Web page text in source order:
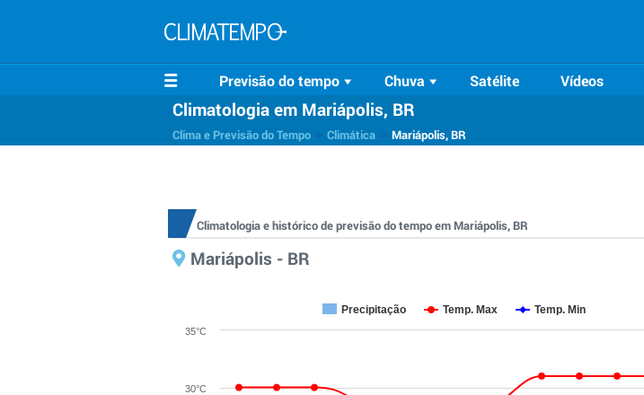
Previsão do tempo Chuva Satélite Vídeos
Climatologia em Mariápolis, BR
Clima e Previsão do Tempo Climática Mariápolis, BR
Climatologia e histórico de previsão do tempo em Mariápolis, BR
Mariápolis - BR
Precipitação Temp. Max Temp. Min
30°C
35°C